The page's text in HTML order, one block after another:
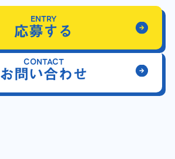
CONTACT
お問い合わせ
ENTRY
応募する